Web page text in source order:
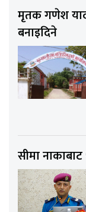
मृतक गणेश
बनाइदिने
सीमा